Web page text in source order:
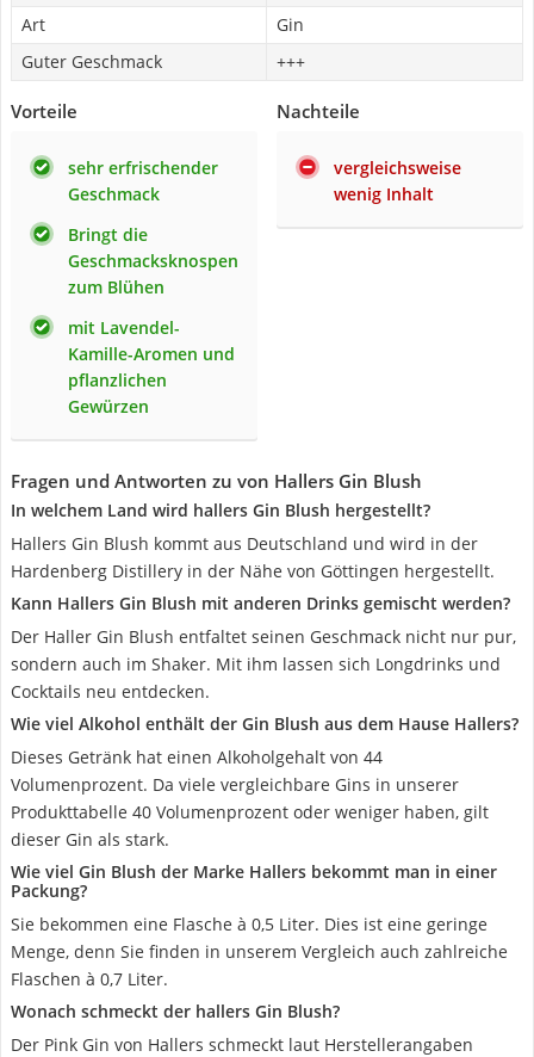
Art
Gin
Guter Geschmack
+++
Vorteile
sehr erfrischender
Geschmack
Bringt die
Geschmacksknospen
zum Blühen
mit Lavendel-
Kamille-Aromen und
pflanzlichen
Gewürzen
Nachteile
vergleichsweise
wenig Inhalt
Fragen und Antworten zu von Hallers Gin Blush
In welchem Land wird hallers Gin Blush hergestellt?
Hallers Gin Blush kommt aus Deutschland und wird in der
Hardenberg Distillery in der Nähe von Göttingen hergestellt.
Kann Hallers Gin Blush mit anderen Drinks gemischt werden?
Der Haller Gin Blush entfaltet seinen Geschmack nicht nur pur,
sondern auch im Shaker. Mit ihm lassen sich Longdrinks und
Cocktails neu entdecken.
Wie viel Alkohol enthält der Gin Blush aus dem Hause Hallers?
Dieses Getränk hat einen Alkoholgehalt von 44
Volumenprozent. Da viele vergleichbare Gins in unserer
Produkttabelle 40 Volumenprozent oder weniger haben, gilt
dieser Gin als stark.
Wie viel Gin Blush der Marke Hallers bekommt man in einer
Packung?
Sie bekommen eine Flasche à 0,5 Liter. Dies ist eine geringe
Menge, denn Sie finden in unserem Vergleich auch zahlreiche
Flaschen à 0,7 Liter.
Wonach schmeckt der hallers Gin Blush?
Der Pink Gin von Hallers schmeckt laut Herstellerangaben